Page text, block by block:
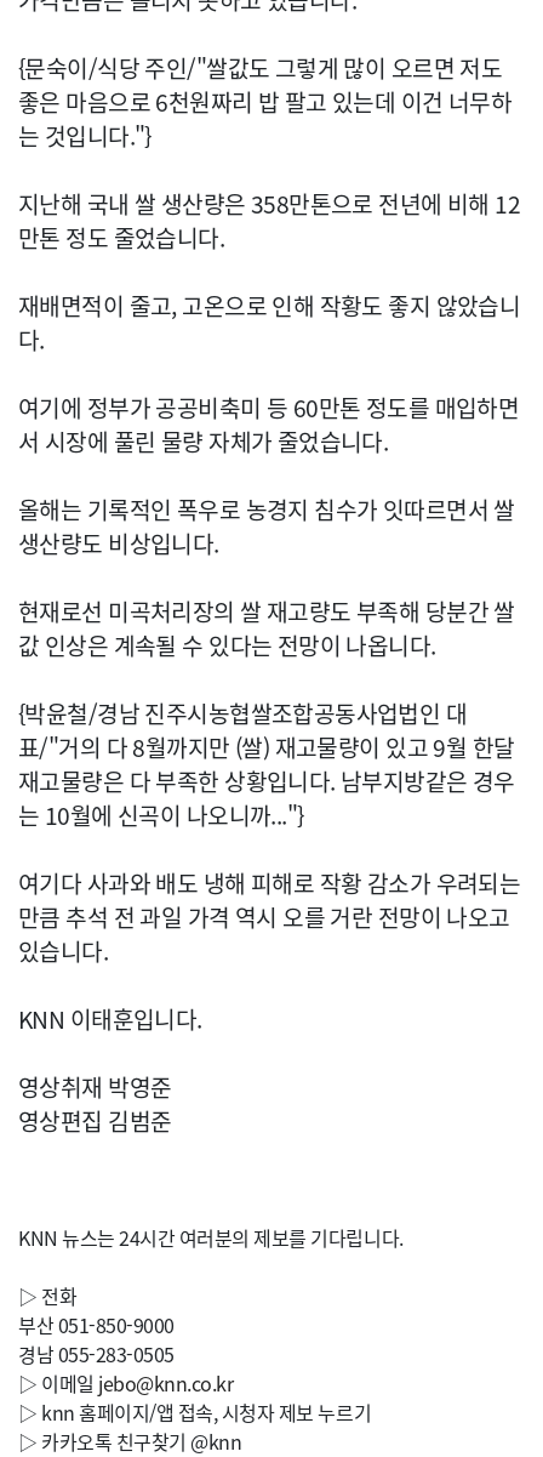
{문숙이/식당 주인/"쌀값도 그렇게 많이 오르면 저도
좋은 마음으로 6천원짜리 밥 팔고 있는데 이건 너무하
는 것입니다."}
지난해 국내 쌀 생산량은 358만톤으로 전년에 비해 12
만톤 정도 줄었습니다.
재배면적이 줄고, 고온으로 인해 작황도 좋지 않았습니
다.
여기에 정부가 공공비축미 등 60만톤 정도를 매입하면
서 시장에 풀린 물량 자체가 줄었습니다.
올해는 기록적인 폭우로 농경지 침수가 잇따르면서 쌀
생산량도 비상입니다.
현재로선 미곡처리장의 쌀 재고량도 부족해 당분간 쌀
값 인상은 계속될 수 있다는 전망이 나옵니다.
{박윤철/경남 진주시농협쌀조합공동사업법인 대
표/"거의 다 8월까지만 (쌀) 재고물량이 있고 9월 한달
재고물량은 다 부족한 상황입니다. 남부지방같은 경우
는 10월에 신곡이 나오니까..."}
여기다 사과와 배도 냉해 피해로 작황 감소가 우려되는
만큼 추석 전 과일 가격 역시 오를 거란 전망이 나오고
있습니다.
KNN 이태훈입니다.
영상취재 박영준
영상편집 김범준
KNN 뉴스는 24시간 여러분의 제보를 기다립니다.
▷ 전화
부산 051-850-9000
경남 055-283-0505
▷ 이메일 jebo@knn.co.kr
▷ knn 홈페이지/앱 접속, 시청자 제보 누르기
▷ 카카오톡 친구찾기 @knn